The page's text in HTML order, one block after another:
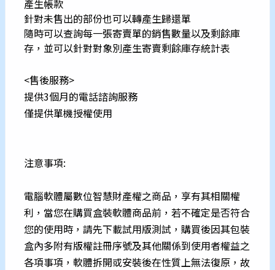
產生帳款
針對未售出的部份也可以轉產生歸還單
隨時可以查詢每一張寄賣單的銷售數量以及剩餘庫
存，並可以針對對象別產生寄賣剩餘庫存統計表
<售後服務>
提供3個月的電話諮詢服務
僅提供單機授權使用
注意事項:
電腦軟體屬數位智慧財產權之商品，享有其相關權
利，當您在購買盒裝軟體商品前，若不確定是否符合
您的使用時，請先下載試用版測試，購買後因其包裝
盒內多附有版權註冊序號及其他關係到使用者權益之
各項事項，軟體拆開或安裝後在性質上無法復原，故